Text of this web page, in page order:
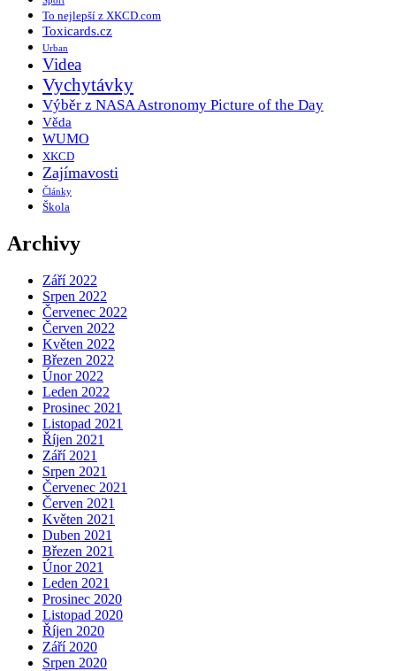
To nejlepší z XKCD.com
Toxicards.cz
Urban
Videa
Vychytávky
Výběr z NASA Astronomy Picture of the Day
Věda
WUMO
XKCD
Zajímavosti
Články
Škola
Archivy
Září 2022
Srpen 2022
Červenec 2022
Červen 2022
Květen 2022
Březen 2022
Únor 2022
Leden 2022
Prosinec 2021
Listopad 2021
Říjen 2021
Září 2021
Srpen 2021
Červenec 2021
Červen 2021
Květen 2021
Duben 2021
Březen 2021
Únor 2021
Leden 2021
Prosinec 2020
Listopad 2020
Říjen 2020
Září 2020
Srpen 2020